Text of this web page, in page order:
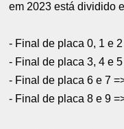
em 2023 está dividido
- Final de placa 0, 1 e
- Final de placa 3, 4 e
- Final de placa 6 e 7
- Final de placa 8 e 9